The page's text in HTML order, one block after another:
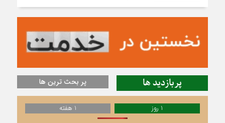
پربازدید ها پر بحث ترین ها
1 روز 1 هفته